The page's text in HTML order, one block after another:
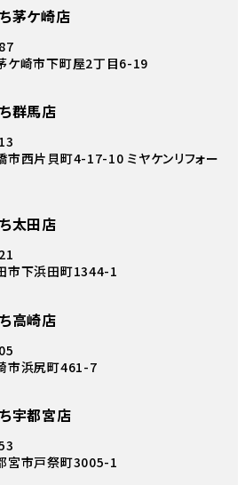
茅ケ崎店
ケ崎市下町屋2丁目6-19
群馬店
市西片貝町4-17-10 ミヤケンリフォー
太田店
市下浜田町1344-1
高崎店
市浜尻町461-7
宇都宮店
宮市戸祭町3005-1